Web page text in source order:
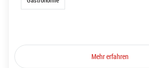
Mehr erfahren